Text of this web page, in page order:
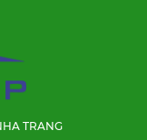
TRANG